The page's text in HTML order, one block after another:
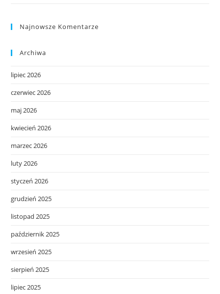
Najnowsze Komentarze
Archiwa
lipiec 2026
czerwiec 2026
maj 2026
kwiecień 2026
marzec 2026
luty 2026
styczeń 2026
grudzień 2025
listopad 2025
październik 2025
wrzesień 2025
sierpień 2025
lipiec 2025